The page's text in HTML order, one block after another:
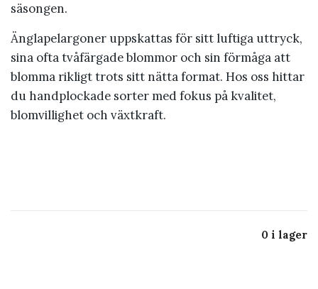
säsongen.
Änglapelargoner uppskattas för sitt luftiga uttryck,
sina ofta tvåfärgade blommor och sin förmåga att
blomma rikligt trots sitt nätta format. Hos oss hittar
du handplockade sorter med fokus på kvalitet,
blomvillighet och växtkraft.
0 i lager